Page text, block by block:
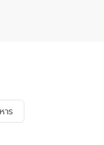
างจิตสำนึกในการ
ในหัวข้อ “น้ำเสียชุมชน
เบื้องต้น” โดยให้ความรู้
ลกระทบของน้ำเสีย
าร